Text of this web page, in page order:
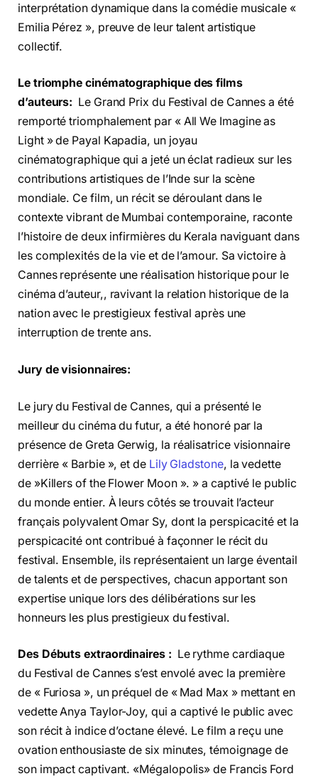
interprétation dynamique dans la comédie musicale «
Emilia Pérez », preuve de leur talent artistique
collectif.
Le triomphe cinématographique des films
d’auteurs: Le Grand Prix du Festival de Cannes a été
remporté triomphalement par « All We Imagine as
Light » de Payal Kapadia, un joyau
cinématographique qui a jeté un éclat radieux sur les
contributions artistiques de l’Inde sur la scène
mondiale. Ce film, un récit se déroulant dans le
contexte vibrant de Mumbai contemporaine, raconte
l’histoire de deux infirmières du Kerala naviguant dans
les complexités de la vie et de l’amour. Sa victoire à
Cannes représente une réalisation historique pour le
cinéma d’auteur,, ravivant la relation historique de la
nation avec le prestigieux festival après une
interruption de trente ans.
Jury de visionnaires:
Le jury du Festival de Cannes, qui a présenté le
meilleur du cinéma du futur, a été honoré par la
présence de Greta Gerwig, la réalisatrice visionnaire
derrière « Barbie », et de Lily Gladstone, la vedette
de »Killers of the Flower Moon ». » a captivé le public
du monde entier. À leurs côtés se trouvait l’acteur
français polyvalent Omar Sy, dont la perspicacité et la
perspicacité ont contribué à façonner le récit du
festival. Ensemble, ils représentaient un large éventail
de talents et de perspectives, chacun apportant son
expertise unique lors des délibérations sur les
honneurs les plus prestigieux du festival.
Des Débuts extraordinaires : Le rythme cardiaque
du Festival de Cannes s’est envolé avec la première
de « Furiosa », un préquel de « Mad Max » mettant en
vedette Anya Taylor-Joy, qui a captivé le public avec
son récit à indice d’octane élevé. Le film a reçu une
ovation enthousiaste de six minutes, témoignage de
son impact captivant. «Mégalopolis» de Francis Ford